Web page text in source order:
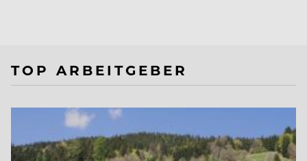
TOP ARBEITGEBER